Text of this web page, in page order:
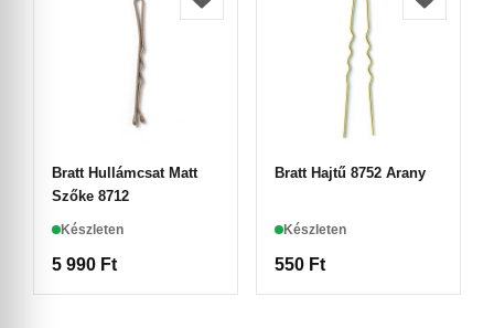
Bratt Hullámcsat Matt
Szőke 8712
Készleten
5 990 Ft
Bratt Hajtű 8752 Arany
Készleten
550 Ft